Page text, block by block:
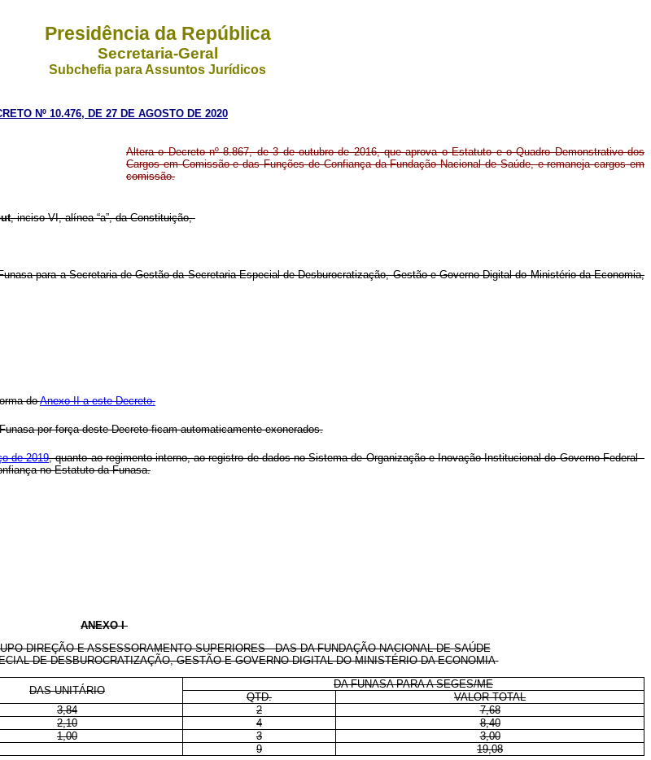
Presidência da República
Secretaria-Geral
Subchefia para Assuntos Jurídicos
Nº 10.476, DE 27 DE AGOSTO DE 2020
Altera o Decreto nº 8.867, de 3 de outubro de 2016, que aprova o Estatuto e o Quadro Demonstrativo dos
Cargos em Comissão e das Funções de Confiança da Fundação Nacional de Saúde, e remaneja cargos em
comissão.
, inciso VI, alínea “a”, da Constituição,
para a Secretaria de Gestão da Secretaria Especial de Desburocratização, Gestão e Governo Digital do Ministério da Economia,
doAnexo II a este Decreto.
por força deste Decreto ficam automaticamente exonerados.
de 2019, quanto ao regimento interno, ao registro de dados no Sistema de Organização e Inovação Institucional do Governo Federal -
no Estatuto da Funasa.
ANEXO I
DIREÇÃO E ASSESSORAMENTO SUPERIORES - DAS DA FUNDAÇÃO NACIONAL DE SAÚDE
DE DESBUROCRATIZAÇÃO, GESTÃO E GOVERNO DIGITAL DO MINISTÉRIO DA ECONOMIA
DAS-UNITÁRIO
DA FUNASA PARA A SEGES/ME
QTD.
VALOR TOTAL
3,84 2
7,68
2,10 4
8,40
1,00 3
3,00
9
19,08